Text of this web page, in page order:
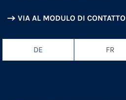
VIA AL MODULO DI CONTATTO
DE FR